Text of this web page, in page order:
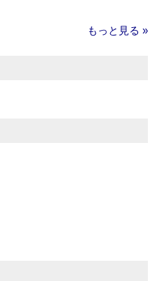
もっと見る »